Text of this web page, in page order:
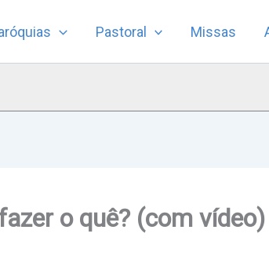
Pastoral Missas
o quê? (com vídeo)